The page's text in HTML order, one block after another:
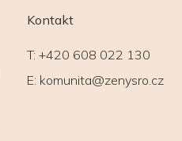
Kontakt
T: +420 608 022 130
E: komunita@zenysro.cz